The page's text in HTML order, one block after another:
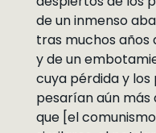
de un inmenso
tras muchos años
y de un
cuya pérdida y
pesarían aún más
que [el